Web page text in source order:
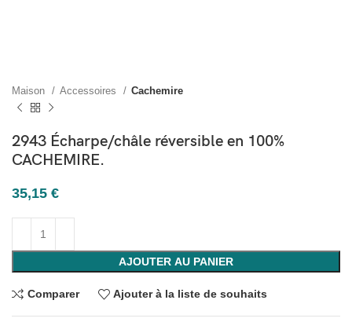
Maison Accessoires Cachemire
2943 Écharpe/châle réversible en 100%
CACHEMIRE.
35,15 €
AJOUTER AU PANIER
Comparer Ajouter à la liste de souhaits